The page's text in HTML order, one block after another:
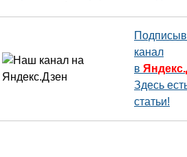
канал
в
Здесь
статьи!